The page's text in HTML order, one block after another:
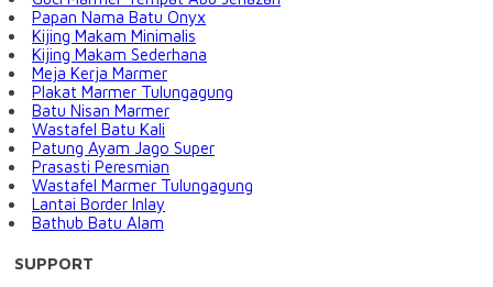
Papan Nama Batu Onyx
Kijing Makam Minimalis
Kijing Makam Sederhana
Meja Kerja Marmer
Plakat Marmer Tulungagung
Batu Nisan Marmer
Wastafel Batu Kali
Patung Ayam Jago Super
Prasasti Peresmian
Wastafel Marmer Tulungagung
Lantai Border Inlay
Bathub Batu Alam
SUPPORT